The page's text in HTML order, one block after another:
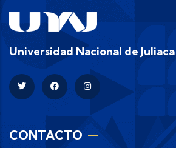
Universidad Nacional de Juliaca
CONTACTO